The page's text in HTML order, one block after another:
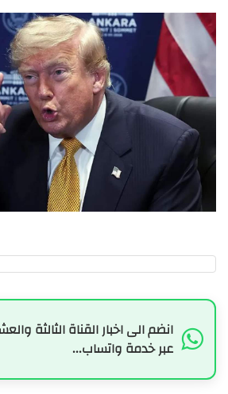
انضم الى اخبار القناة الثالثة
عبر خدمة واتساب...